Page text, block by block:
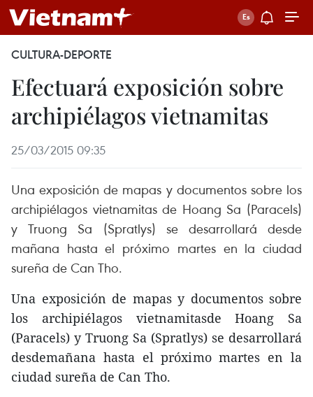
CULTURA-DEPORTE
Efectuará exposición sobre
archipiélagos vietnamitas
25/03/2015 09:35
Una exposición de mapas y documentos sobre los
archipiélagos vietnamitas de Hoang Sa (Paracels)
y Truong Sa (Spratlys) se desarrollará desde
mañana hasta el próximo martes en la ciudad
sureña de Can Tho.
Una exposición de mapas y documentos sobre
los archipiélagos vietnamitasde Hoang Sa
(Paracels) y Truong Sa (Spratlys) se desarrollará
desdemañana hasta el próximo martes en la
ciudad sureña de Can Tho.